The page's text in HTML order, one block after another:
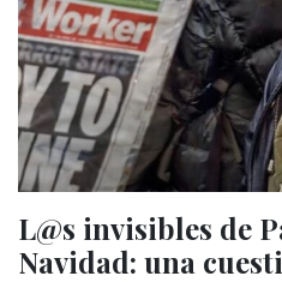
L@s invisibles de
Navidad: una